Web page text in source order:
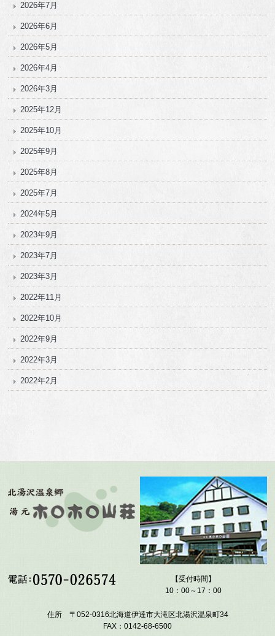
2026年7月
2026年6月
2026年5月
2026年4月
2026年3月
2025年12月
2025年10月
2025年9月
2025年8月
2025年7月
2024年5月
2023年9月
2023年7月
2023年3月
2022年11月
2022年10月
2022年9月
2022年3月
2022年2月
【受付時間】
10：00～17：00
住所 〒052-0316北海道伊達市大滝区北湯沢温泉町34
FAX：0142-68-6500